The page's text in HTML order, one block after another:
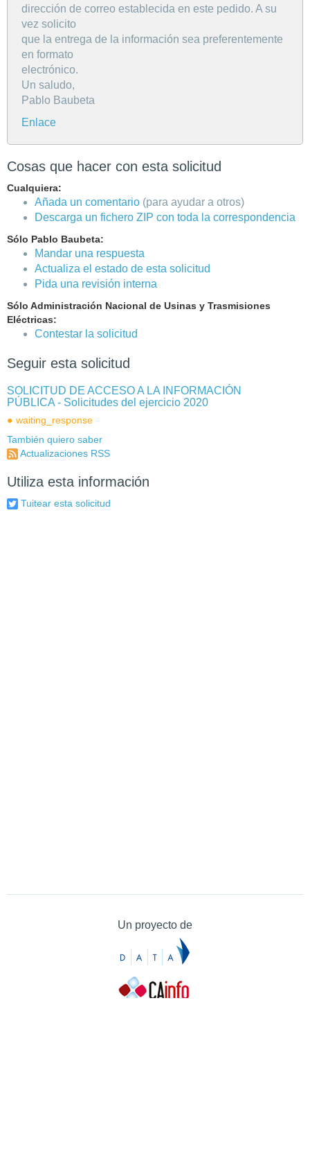
dirección de correo establecida en este pedido. A su
vez solicito
que la entrega de la información sea preferentemente
en formato
electrónico.
Un saludo,
Pablo Baubeta
Enlace
Cosas que hacer con esta solicitud
Cualquiera:
Añada un comentario (para ayudar a otros)
Descarga un fichero ZIP con toda la correspondencia
Sólo Pablo Baubeta:
Mandar una respuesta
Actualiza el estado de esta solicitud
Pida una revisión interna
Sólo Administración Nacional de Usinas y Trasmisiones
Eléctricas:
Contestar la solicitud
Seguir esta solicitud
SOLICITUD DE ACCESO A LA INFORMACIÓN
PÚBLICA - Solicitudes del ejercicio 2020
waiting_response
También quiero saber
Actualizaciones RSS
Utiliza esta información
Tuitear esta solicitud
Un proyecto de